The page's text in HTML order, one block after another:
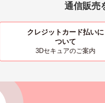
通信販売
クレジットカード払いに
ついて
3Dセキュアのご案内